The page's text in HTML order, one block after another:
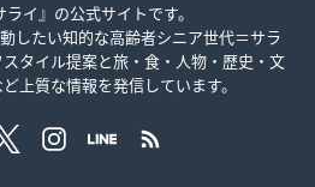
イ』の公式サイトです。
したい知的な高齢者シニア世代＝サラ
タイル提案と旅・食・人物・歴史・文
上質な情報を発信しています。